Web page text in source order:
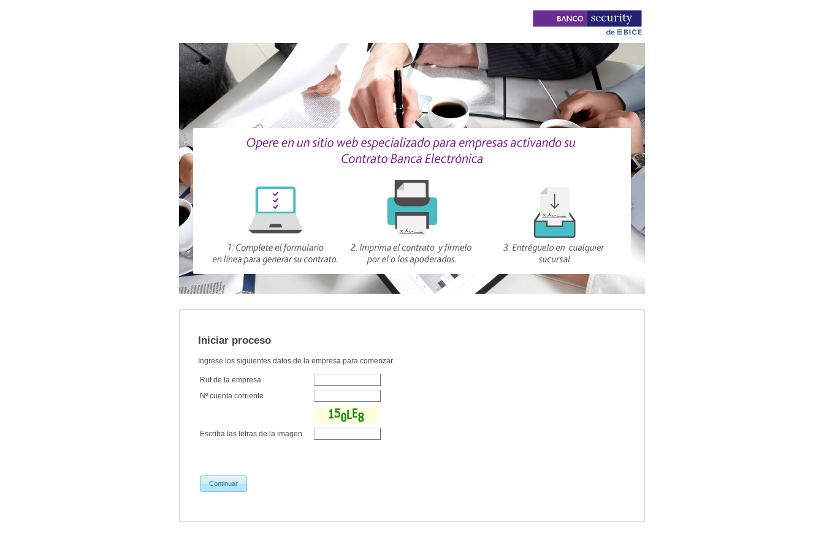
Iniciar proceso
Ingrese los siguientes datos de la empresa para comenzar.
Rut de la empresa
Nº cuenta corriente
Escriba las letras de la imagen
Continuar